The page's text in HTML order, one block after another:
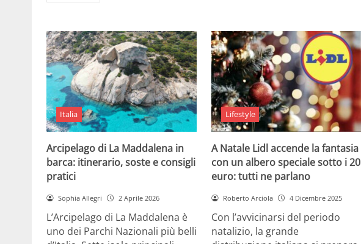
Italia
Arcipelago di La Maddalena in
barca: itinerario, soste e consigli
pratici
Sophia Allegri 2 Aprile 2026
L’Arcipelago di La Maddalena è
uno dei Parchi Nazionali più belli
Lifestyle
A Natale Lidl accende la fantasia
con un albero speciale sotto i 20
euro: tutti ne parlano
Roberto Arciola 4 Dicembre 2025
Con l’avvicinarsi del periodo
natalizio, la grande